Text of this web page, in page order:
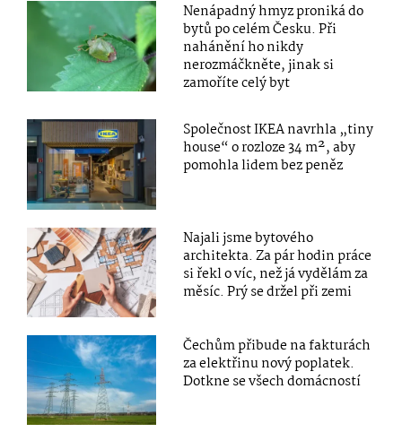
Nenápadný hmyz proniká do
bytů po celém Česku. Při
nahánění ho nikdy
nerozmáčkněte, jinak si
zamoříte celý byt
Společnost IKEA navrhla „tiny
house“ o rozloze 34 m², aby
pomohla lidem bez peněz
Najali jsme bytového
architekta. Za pár hodin práce
si řekl o víc, než já vydělám za
měsíc. Prý se držel při zemi
Čechům přibude na fakturách
za elektřinu nový poplatek.
Dotkne se všech domácností